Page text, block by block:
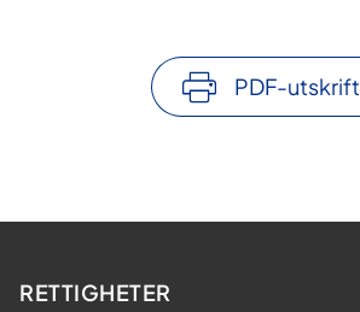
PDF-utskrift
RETTIGHETER